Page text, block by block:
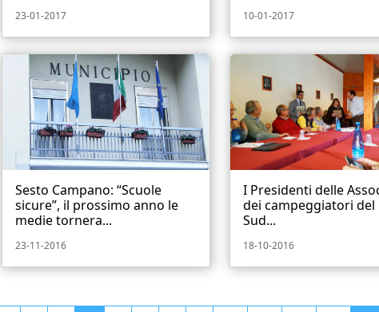
23-01-2017 10-01-2017
Sesto Campano: “Scuole
sicure”, il prossimo anno le
medie tornera...
23-11-2016
I Presidenti delle
dei campeggiatori del
Sud...
18-10-2016